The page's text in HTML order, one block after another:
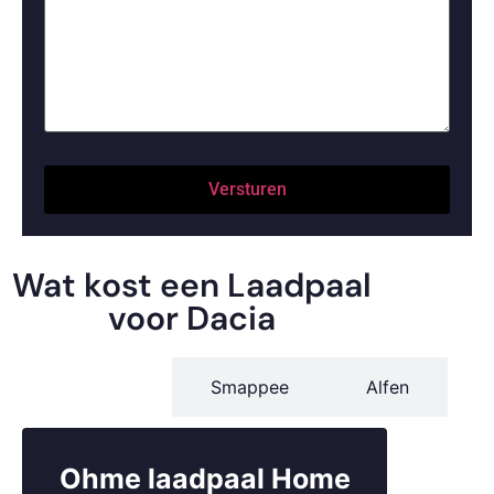
Gecertificeerde installatie door onze ervaren
monteurs
Na de installatie kun je direct veilig laden, met of
zonder app
Veelgestelde vragen over
Is elke laadpaal geschikt voor mijn Dacia Spring?
✔ Ja, maar het is verstandig om een laadpaal te kiezen
Wat kost een Laadpaal
voor Dacia
Smappee Alfen
Ohme laadpaal Home